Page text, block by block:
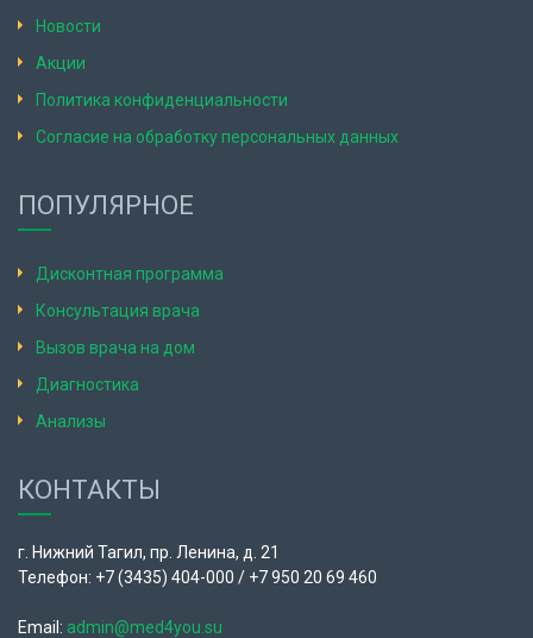
Новости
Акции
Политика конфиденциальности
Согласие на обработку персональных данных
ПОПУЛЯРНОЕ
Дисконтная программа
Консультация врача
Вызов врача на дом
Диагностика
Анализы
КОНТАКТЫ
г. Нижний Тагил, пр. Ленина, д. 21
Телефон: +7 (3435) 404-000 / +7 950 20 69 460
Email: admin@med4you.su